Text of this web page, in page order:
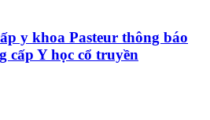
y khoa Pasteur thông báo
cấp Y học cổ truyền